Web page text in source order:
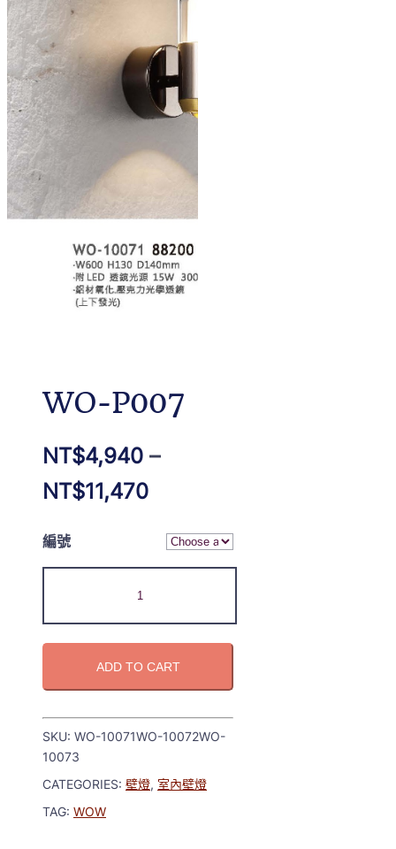
WO-P007
NT$4,940 –
NT$11,470
編號
ADD TO CART
SKU: WO-10071WO-10072WO-
10073
CATEGORIES: 壁燈, 室內壁燈
TAG: WOW